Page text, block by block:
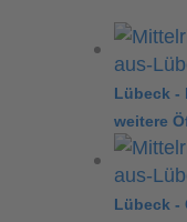
Lübeck -
weitere
Lübeck -